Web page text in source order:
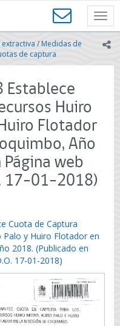
extractiva / Medidas de
de captura
Establece
Huiro
Flotador
Año
web
17-01-2018)
Cuota de Captura
y Huiro Flotador en
2018. (Publicado en
17-01-2018)